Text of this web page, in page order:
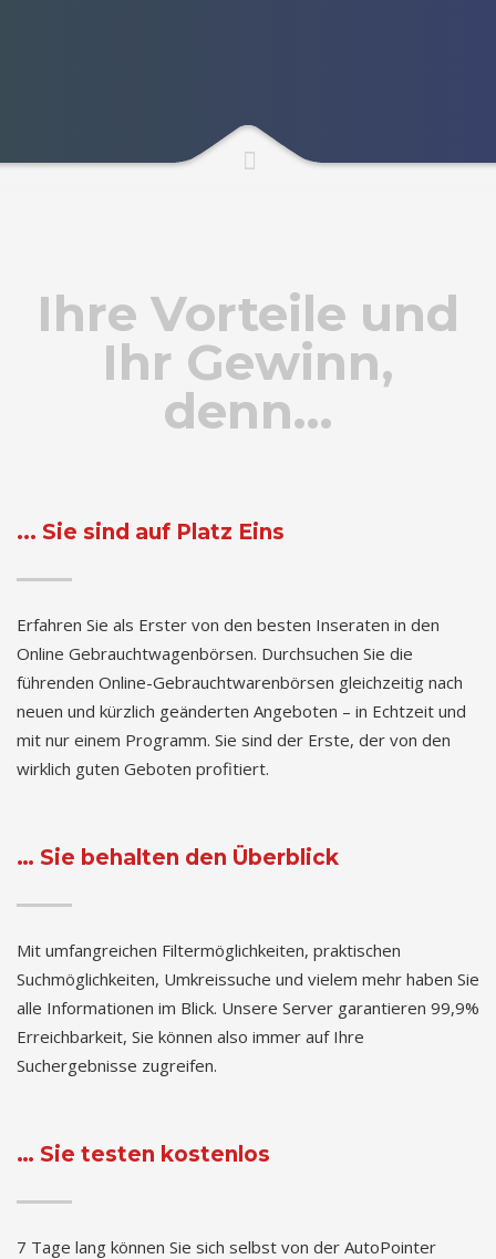
Ihre Vorteile und
Ihr Gewinn,
denn…
... Sie sind auf Platz Eins
Erfahren Sie als Erster von den besten Inseraten in den
Online Gebrauchtwagenbörsen. Durchsuchen Sie die
führenden Online-Gebrauchtwarenbörsen gleichzeitig nach
neuen und kürzlich geänderten Angeboten – in Echtzeit und
mit nur einem Programm. Sie sind der Erste, der von den
wirklich guten Geboten profitiert.
… Sie behalten den Überblick
Mit umfangreichen Filtermöglichkeiten, praktischen
Suchmöglichkeiten, Umkreissuche und vielem mehr haben Sie
alle Informationen im Blick. Unsere Server garantieren 99,9%
Erreichbarkeit, Sie können also immer auf Ihre
Suchergebnisse zugreifen.
… Sie testen kostenlos
7 Tage lang können Sie sich selbst von der AutoPointer